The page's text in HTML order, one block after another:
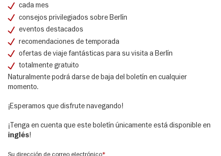
cada mes
consejos privilegiados sobre Berlín
eventos destacados
recomendaciones de temporada
ofertas de viaje fantásticas para su visita a Berlín
totalmente gratuito
Naturalmente podrá darse de baja del boletín en cualquier
momento.
¡Esperamos que disfrute navegando!
¡Tenga en cuenta que este boletín únicamente está disponible en
inglés!
Su dirección de correo electrónico